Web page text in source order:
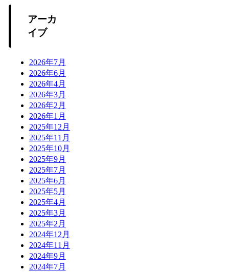
アーカ
イブ
2026年7月
2026年6月
2026年4月
2026年3月
2026年2月
2026年1月
2025年12月
2025年11月
2025年10月
2025年9月
2025年7月
2025年6月
2025年5月
2025年4月
2025年3月
2025年2月
2024年12月
2024年11月
2024年9月
2024年7月